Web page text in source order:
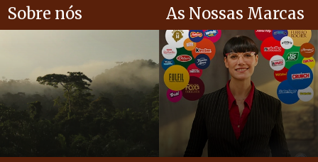
Sobre nós As Nossas Marcas